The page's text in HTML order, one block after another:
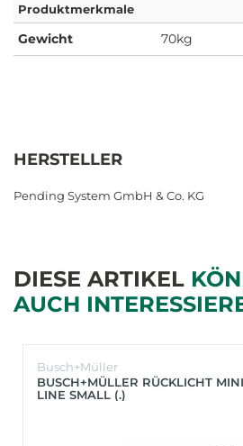
Produktmerkmale
Gewicht 70kg
HERSTELLER
Pending System GmbH & Co. KG
DIESE ARTIKEL
AUCH
Busch+Müller
BUSCH+MÜLLER RÜCKLICHT
LINE SMALL (.)